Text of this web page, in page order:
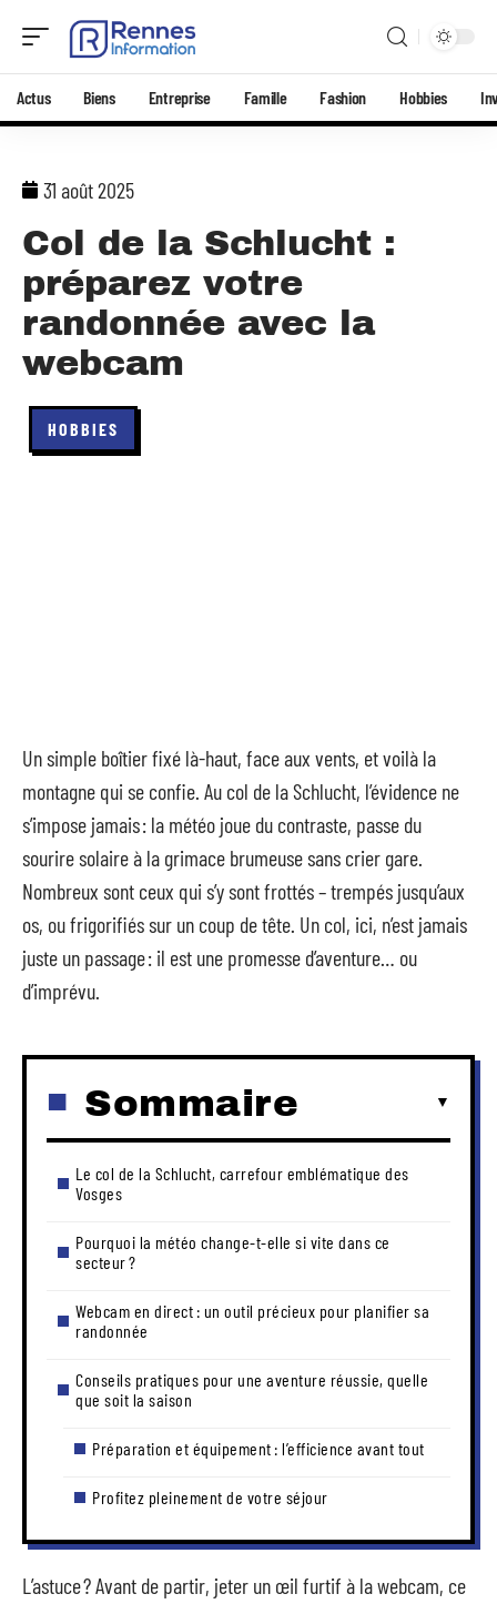
Actus Biens Entreprise Famille Fashion Hobbies
31 août 2025
Col de la Schlucht :
préparez votre
randonnée avec la
webcam
HOBBIES
Un simple boîtier fixé là-haut, face aux vents, et voilà la
montagne qui se confie. Au col de la Schlucht, l’évidence ne
s’impose jamais : la météo joue du contraste, passe du
sourire solaire à la grimace brumeuse sans crier gare.
Nombreux sont ceux qui s’y sont frottés – trempés jusqu’aux
os, ou frigorifiés sur un coup de tête. Un col, ici, n’est jamais
juste un passage : il est une promesse d’aventure… ou
d’imprévu.
Sommaire
Le col de la Schlucht, carrefour emblématique des
Vosges
Pourquoi la météo change-t-elle si vite dans ce
secteur ?
Webcam en direct : un outil précieux pour planifier sa
randonnée
Conseils pratiques pour une aventure réussie, quelle
que soit la saison
Préparation et équipement : l’efficience avant tout
Profitez pleinement de votre séjour
L’astuce ? Avant de partir, jeter un œil furtif à la webcam, ce